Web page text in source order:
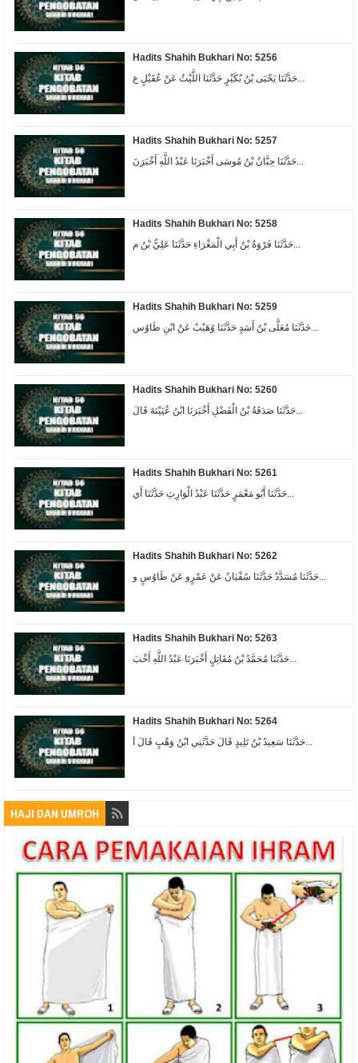
Hadits Shahih Bukhari No: 5256
حَدَّثَنَا يَحْيَى بْنُ بُكَيْرٍ حَدَّثَنَا اللَّيْثُ عَنْ عُقَيْلٍ ع...
Hadits Shahih Bukhari No: 5257
حَدَّثَنَا حِبَّانُ بْنُ مُوسَى أَخْبَرَنَا عَبْدُ اللَّهِ أَخْبَرَنَ...
Hadits Shahih Bukhari No: 5258
حَدَّثَنَا فَرْوَةُ بْنُ أَبِي الْمَغْرَاءِ حَدَّثَنَا عَلِيُّ بْنُ م...
Hadits Shahih Bukhari No: 5259
حَدَّثَنَا مُعَلَّى بْنُ أَسَدٍ حَدَّثَنَا وُهَيْبٌ عَنْ ابْنِ طَاوُس...
Hadits Shahih Bukhari No: 5260
حَدَّثَنَا صَدَقَةُ بْنُ الْفَضْلِ أَخْبَرَنَا ابْنُ عُيَيْنَةَ قَالَ...
Hadits Shahih Bukhari No: 5261
Hadits Shahih Bukhari No: 5262
Hadits Shahih Bukhari No: 5263
حَدَّثَنَا مُحَمَّدُ بْنُ مُقَاتِلٍ أَخْبَرَنَا عَبْدُ اللَّهِ أَخْبَ...
Hadits Shahih Bukhari No: 5264
حَدَّثَنَا سَعِيدُ بْنُ تَلِيدٍ قَالَ حَدَّثَنِي ابْنُ وَهْبٍ قَالَ أ...
HAJI DAN UMROH